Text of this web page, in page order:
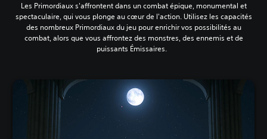
Les Primordiaux s'affrontent dans un combat épique, monumental et
spectaculaire, qui vous plonge au cœur de l'action. Utilisez les capacités
des nombreux Primordiaux du jeu pour enrichir vos possibilités au
combat, alors que vous affrontez des monstres, des ennemis et de
puissants Émissaires.